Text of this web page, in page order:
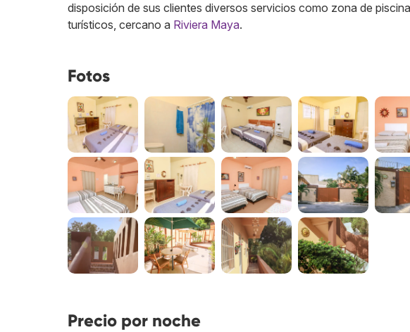
disposición de sus clientes diversos servicios como zona de
turísticos, cercano a Riviera Maya.
Fotos
Precio por noche